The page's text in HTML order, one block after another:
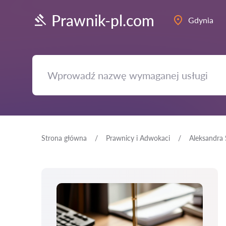
Prawnik-pl.com Gdynia
Strona główna Prawnicy i Adwokaci Aleksandra